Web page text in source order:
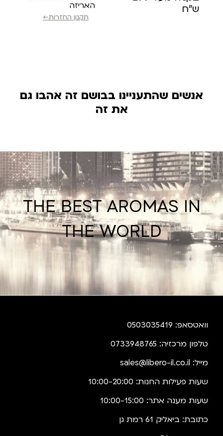
ש”ח
האריזה
תקנון החזרות←
אנשים שהתעניינו בבושם זה אהבו גם
את זה
THE BEST AROMAS IN
THE WORLD
וואטסאפ: 0503035419
טלפון מרכזיה: 0733948765
מייל: sales@libero-il.co.il
שעות פעילות החנות: 10:00-20:00
שעות מענה אתר: 10:00-15:00
כתובת: ביאליק 61 רמת גן